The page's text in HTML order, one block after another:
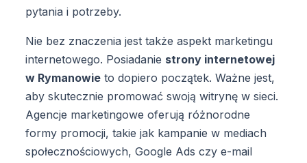
pytania i potrzeby.
Nie bez znaczenia jest także aspekt marketingu
internetowego. Posiadanie strony internetowej
w Rymanowie to dopiero początek. Ważne jest,
aby skutecznie promować swoją witrynę w sieci.
Agencje marketingowe oferują różnorodne
formy promocji, takie jak kampanie w mediach
społecznościowych, Google Ads czy e-mail